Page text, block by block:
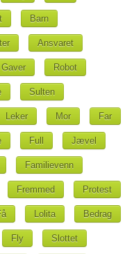
Barn
Ansvaret
Gaver Robot
Sulten
Leker Mor Far
Full Jævel
Familievenn
Fremmed Protest
Lolita Bedrag
Fly Slottet